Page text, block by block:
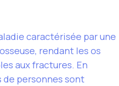
caractérisée par une
rendant les os
aux fractures. En
de personnes sont